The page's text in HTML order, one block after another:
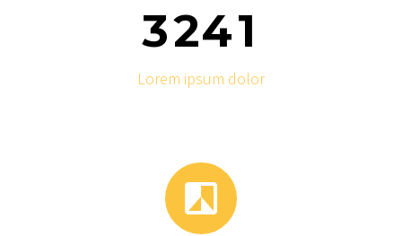
3241
Lorem ipsum dolor

